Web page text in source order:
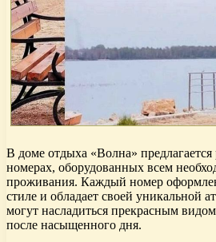
В доме отдыха «Волна»
номерах, оборудованных всем
проживания. Каждый номер
стиле и обладает своей уникальной
могут насладиться прекрасным
после насыщенного дня.